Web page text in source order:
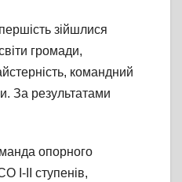
зійшлися
громади,
командний
За результатами
опорного
І-ІІ ступенів,